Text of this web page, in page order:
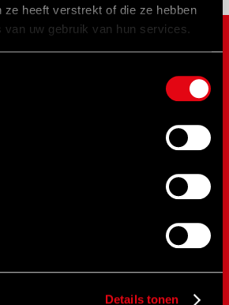
ze heeft verstrekt of die ze hebben
uw gebruik van hun services.
Details tonen